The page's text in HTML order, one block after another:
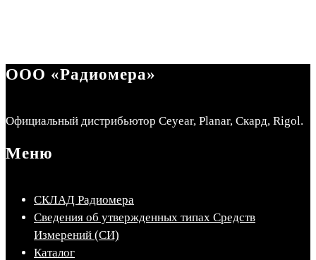
ООО «Радиомера»
Официальный дистрибьютор Ceyear, Planar, Скард, Rigol.
Меню
СКЛАД Радиомера
Сведения об утвержденных типах Средств
Измерений (СИ)
Каталог